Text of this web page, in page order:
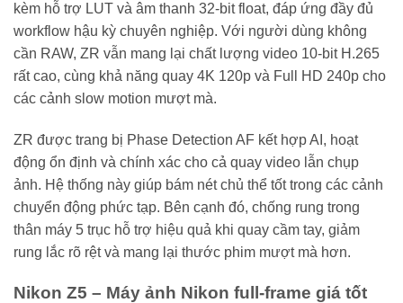
kèm hỗ trợ LUT và âm thanh 32-bit float, đáp ứng đầy đủ
workflow hậu kỳ chuyên nghiệp. Với người dùng không
cần RAW, ZR vẫn mang lại chất lượng video 10-bit H.265
rất cao, cùng khả năng quay 4K 120p và Full HD 240p cho
các cảnh slow motion mượt mà.
ZR được trang bị Phase Detection AF kết hợp AI, hoạt
động ổn định và chính xác cho cả quay video lẫn chụp
ảnh. Hệ thống này giúp bám nét chủ thể tốt trong các cảnh
chuyển động phức tạp. Bên cạnh đó, chống rung trong
thân máy 5 trục hỗ trợ hiệu quả khi quay cầm tay, giảm
rung lắc rõ rệt và mang lại thước phim mượt mà hơn.
Nikon Z5 – Máy ảnh Nikon full-frame giá tốt